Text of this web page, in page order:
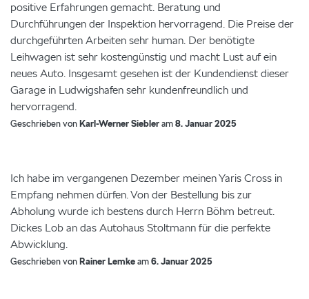
positive Erfahrungen gemacht. Beratung und
Durchführungen der Inspektion hervorragend. Die Preise der
durchgeführten Arbeiten sehr human. Der benötigte
Leihwagen ist sehr kostengünstig und macht Lust auf ein
neues Auto. Insgesamt gesehen ist der Kundendienst dieser
Garage in Ludwigshafen sehr kundenfreundlich und
hervorragend.
Geschrieben vonKarl-Werner Siebleram8. Januar 2025
Ich habe im vergangenen Dezember meinen Yaris Cross in
Empfang nehmen dürfen. Von der Bestellung bis zur
Abholung wurde ich bestens durch Herrn Böhm betreut.
Dickes Lob an das Autohaus Stoltmann für die perfekte
Abwicklung.
Geschrieben vonRainer Lemkeam6. Januar 2025